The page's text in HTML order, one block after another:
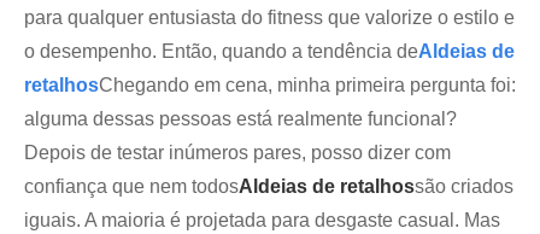
para qualquer entusiasta do fitness que valorize o estilo e
o desempenho. Então, quando a tendência deAldeias de
retalhosChegando em cena, minha primeira pergunta foi:
alguma dessas pessoas está realmente funcional?
Depois de testar inúmeros pares, posso dizer com
confiança que nem todosAldeias de retalhossão criados
iguais. A maioria é projetada para desgaste casual. Mas